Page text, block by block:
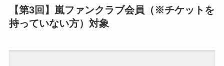
【第3回】嵐ファンクラブ会員（※チケットを
持っていない方）対象